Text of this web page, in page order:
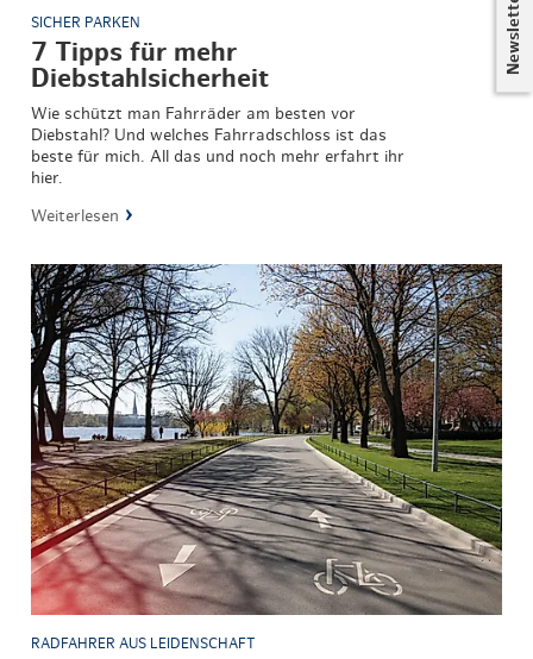
Newsletter
SICHER PARKEN
7 Tipps für mehr
Diebstahlsicherheit
Wie schützt man Fahrräder am besten vor
Diebstahl? Und welches Fahrradschloss ist das
beste für mich. All das und noch mehr erfahrt ihr
hier.
Weiterlesen
RADFAHRER AUS LEIDENSCHAFT